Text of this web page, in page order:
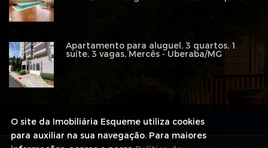
Apartamento para aluguel, 3 quartos, 1
suíte, 3 vagas, Mercês - Uberaba/MG
O site da Imobiliária Esqueme utiliza cookies
para auxiliar na sua navegação. Para maiores